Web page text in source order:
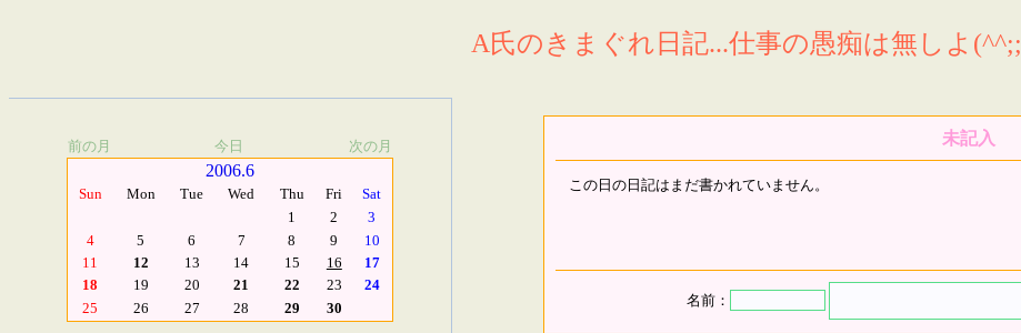
A氏のきまぐれ日記...仕事の愚痴は無しよ(^^;;
前の月 今日 次の月
2006.6
Sun Mon Tue Wed Thu Fri
Sat
1
2
3
4
5 6 7 8 9
10
11
12 13 14 15 16
17
18
19 20 21 22 23
24
25
26 27 28 29 30
未記入
この日の日記はまだ書かれていません。
名前：